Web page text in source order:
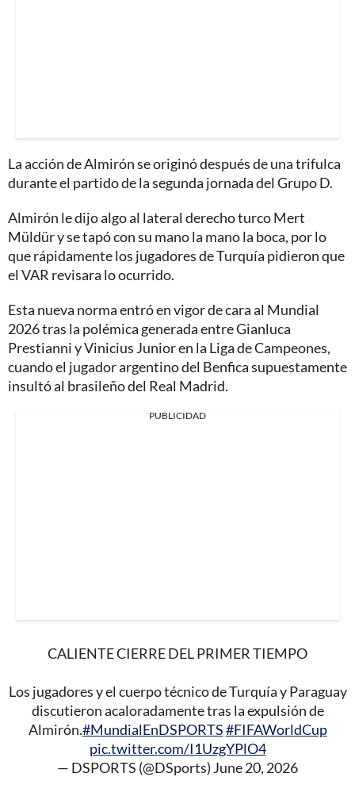
La acción de Almirón se originó después de una trifulca
durante el partido de la segunda jornada del Grupo D.
Almirón le dijo algo al lateral derecho turco Mert
Müldür y se tapó con su mano la mano la boca, por lo
que rápidamente los jugadores de Turquía pidieron que
el VAR revisara lo ocurrido.
Esta nueva norma entró en vigor de cara al Mundial
2026 tras la polémica generada entre Gianluca
Prestianni y Vinicius Junior en la Liga de Campeones,
cuando el jugador argentino del Benfica supuestamente
insultó al brasileño del Real Madrid.
PUBLICIDAD
CALIENTE CIERRE DEL PRIMER TIEMPO
Los jugadores y el cuerpo técnico de Turquía y Paraguay
discutieron acaloradamente tras la expulsión de
Almirón.#MundialEnDSPORTS#FIFAWorldCup
pic.twitter.com/I1UzgYPlO4
— DSPORTS (@DSports) June 20, 2026